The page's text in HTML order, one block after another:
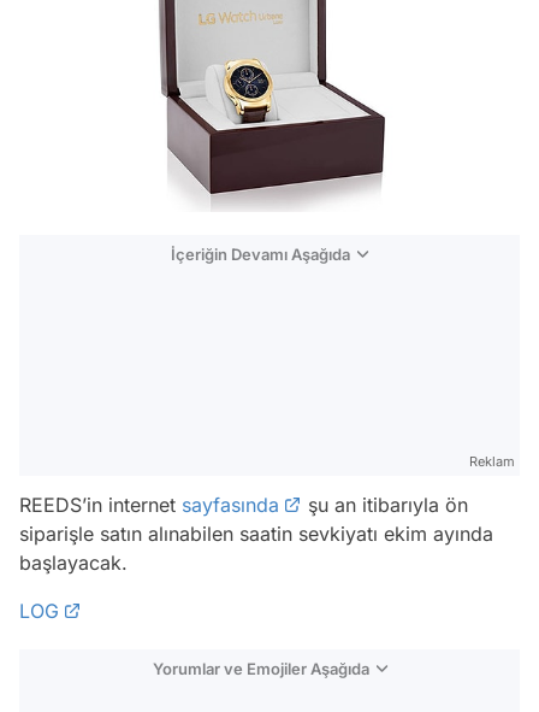
İçeriğin Devamı Aşağıda
Reklam
REEDS’in internet sayfasında
şu an itibarıyla ön
siparişle satın alınabilen saatin sevkiyatı ekim ayında
başlayacak.
LOG
Yorumlar ve Emojiler Aşağıda